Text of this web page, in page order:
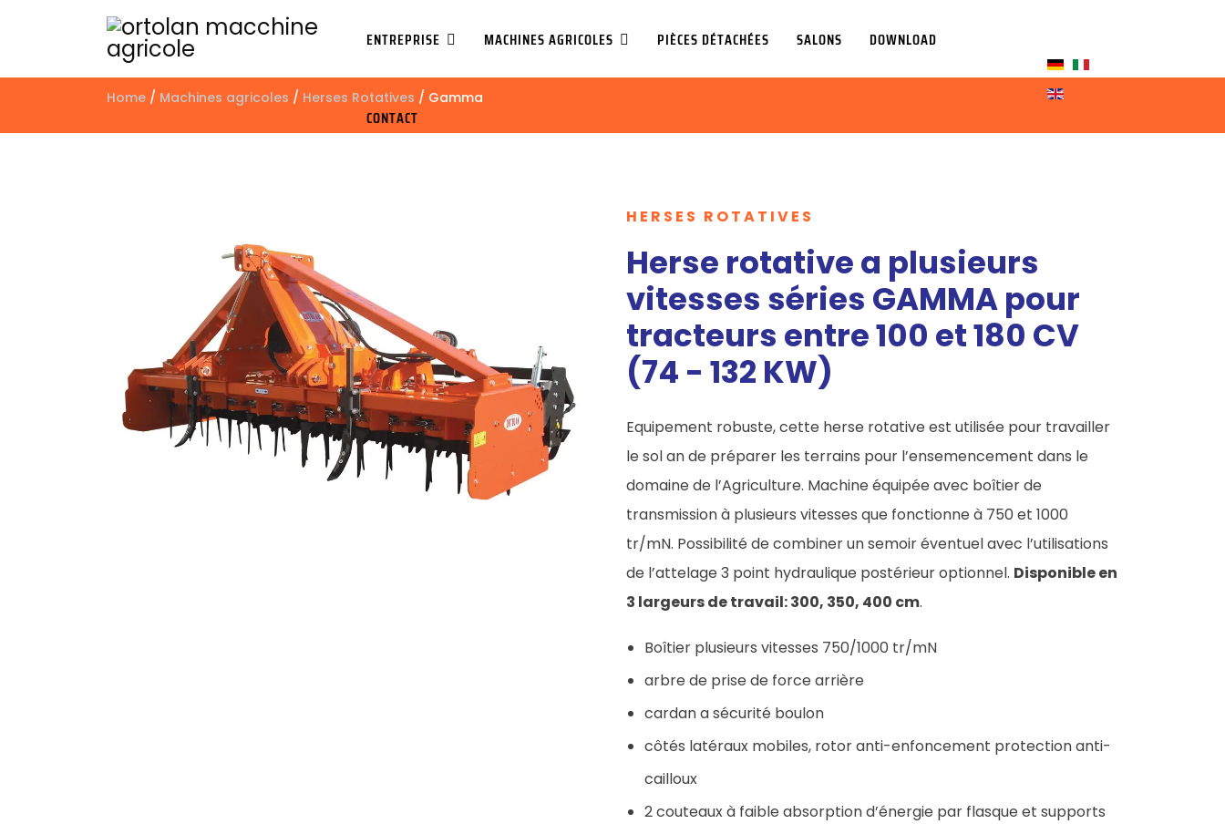
ENTREPRISE MACHINES AGRICOLES PIÈCES DÉTACHÉES SALONS DOWNLOAD
CONTACT
Sélectionnez votre
Home / Machines agricoles / Herses Rotatives / Gamma
HERSES ROTATIVES
Herse rotative a plusieurs
vitesses séries GAMMA pour
tracteurs entre 100 et 180 CV
(74 - 132 KW)
Equipement robuste, cette herse rotative est utilisée pour travailler
le sol an de préparer les terrains pour l’ensemencement dans le
domaine de l’Agriculture. Machine équipée avec boîtier de
transmission à plusieurs vitesses que fonctionne à 750 et 1000
tr/mN. Possibilité de combiner un semoir éventuel avec l’utilisations
de l’attelage 3 point hydraulique postérieur optionnel. Disponible en
3 largeurs de travail: 300, 350, 400 cm.
Boîtier plusieurs vitesses 750/1000 tr/mN
arbre de prise de force arrière
cardan a sécurité boulon
côtés latéraux mobiles, rotor anti-enfoncement protection anti-
cailloux
2 couteaux à faible absorption d’énergie par flasque et supports